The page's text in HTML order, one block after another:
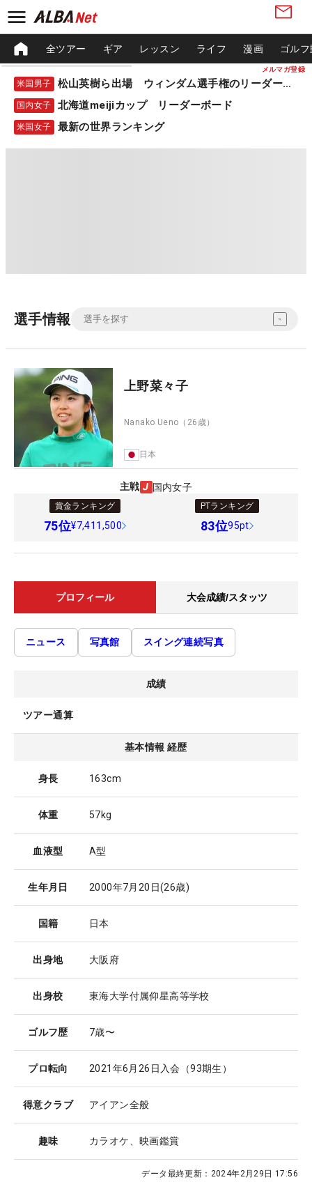
メルマガ登録
全ツアー ギア レッスン ライフ 漫画 ゴル
米国男子 松山英樹ら出場 ウィンダム選手権のリーダーボード
国内女子 北海道meijiカップ リーダーボード
米国女子 最新の世界ランキング
選手情報
上野菜々子
Nanako Ueno （26歳）
日本
主戦 国内女子
賞金ランキング
75位¥7,411,500
PTランキング
83位95pt
プロフィール 大会成績/スタッツ
ニュース 写真館 スイング連続写真
成績
ツアー通算
基本情報 経歴
身長 163cm
体重 57kg
血液型 A型
生年月日 2000年7月20日(26歳)
国籍 日本
出身地 大阪府
出身校 東海大学付属仰星高等学校
ゴルフ歴 7歳〜
プロ転向 2021年6月26日入会（93期生）
得意クラブ アイアン全般
趣味 カラオケ、映画鑑賞
データ最終更新： 2024年2月29日 17:56